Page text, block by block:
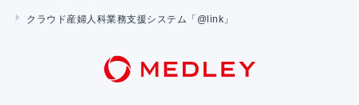
クラウド産婦人科業務支援システム「@link」